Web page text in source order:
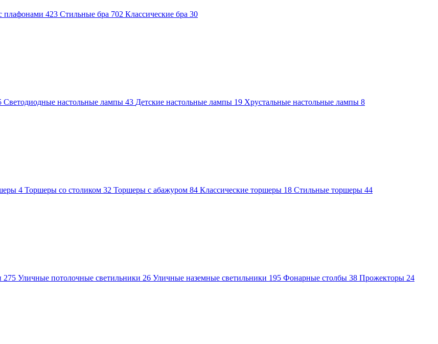
плафонами 423 Стильные бра 702 Классические бра 30
Светодиодные настольные лампы 43 Детские настольные лампы 19 Хрустальные настольные лампы 8
4 Торшеры со столиком 32 Торшеры с абажуром 84 Классические торшеры 18 Стильные торшеры 44
275 Уличные потолочные светильники 26 Уличные наземные светильники 195 Фонарные столбы 38 Прожекторы 24